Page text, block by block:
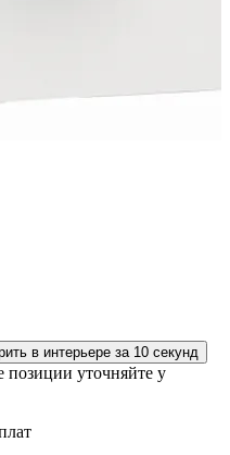
в интерьере за 10 секунд
позиции уточняйте у